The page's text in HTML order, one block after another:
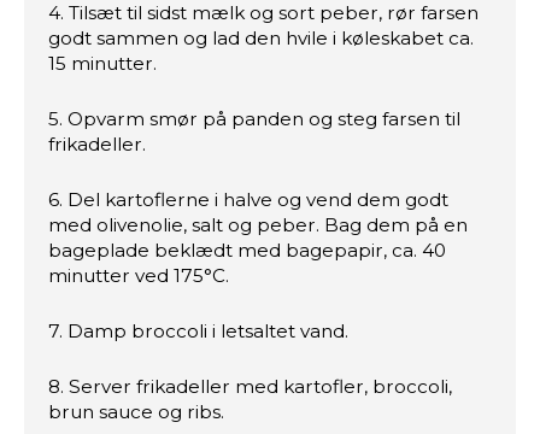
4. Tilsæt til sidst mælk og sort peber, rør farsen
godt sammen og lad den hvile i køleskabet ca.
15 minutter.
5. Opvarm smør på panden og steg farsen til
frikadeller.
6. Del kartoflerne i halve og vend dem godt
med olivenolie, salt og peber. Bag dem på en
bageplade beklædt med bagepapir, ca. 40
minutter ved 175°C.
7. Damp broccoli i letsaltet vand.
8. Server frikadeller med kartofler, broccoli,
brun sauce og ribs.